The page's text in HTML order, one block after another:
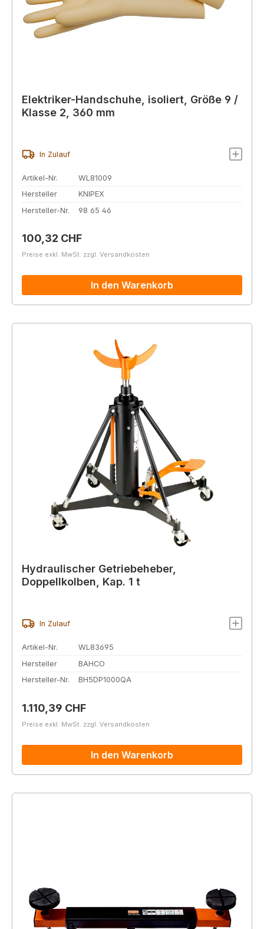
Elektriker-Handschuhe, isoliert, Größe 9 /
Klasse 2, 360 mm
In Zulauf
Artikel-Nr.
WL81009
Hersteller
KNIPEX
Hersteller-Nr.
98 65 46
Regulärer Preis:
100,32 CHF
Preise exkl. MwSt. zzgl. Versandkosten
In den Warenkorb
Hydraulischer Getriebeheber,
Doppellkolben, Kap. 1 t
In Zulauf
Artikel-Nr.
WL83695
Hersteller
BAHCO
Hersteller-Nr.
BH5DP1000QA
Regulärer Preis:
1.110,39 CHF
Preise exkl. MwSt. zzgl. Versandkosten
In den Warenkorb